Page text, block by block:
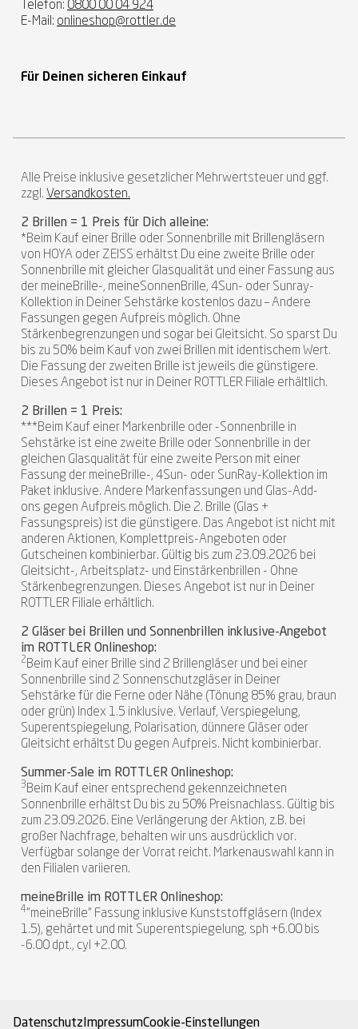
Telefon: 0800 00 04 924
E-Mail: onlineshop@rottler.de
Für Deinen sicheren Einkauf
Alle Preise inklusive gesetzlicher Mehrwertsteuer und ggf.
zzgl. Versandkosten.
2 Brillen = 1 Preis für Dich alleine:
*Beim Kauf einer Brille oder Sonnenbrille mit Brillengläsern
von HOYA oder ZEISS erhältst Du eine zweite Brille oder
Sonnenbrille mit gleicher Glasqualität und einer Fassung aus
der meineBrille-, meineSonnenBrille, 4Sun- oder Sunray-
Kollektion in Deiner Sehstärke kostenlos dazu – Andere
Fassungen gegen Aufpreis möglich. Ohne
Stärkenbegrenzungen und sogar bei Gleitsicht. So sparst Du
bis zu 50% beim Kauf von zwei Brillen mit identischem Wert.
Die Fassung der zweiten Brille ist jeweils die günstigere.
Dieses Angebot ist nur in Deiner ROTTLER Filiale erhältlich.
2 Brillen = 1 Preis:
***Beim Kauf einer Markenbrille oder -Sonnenbrille in
Sehstärke ist eine zweite Brille oder Sonnenbrille in der
gleichen Glasqualität für eine zweite Person mit einer
Fassung der meineBrille-, 4Sun- oder SunRay-Kollektion im
Paket inklusive. Andere Markenfassungen und Glas-Add-
ons gegen Aufpreis möglich. Die 2. Brille (Glas +
Fassungspreis) ist die günstigere. Das Angebot ist nicht mit
anderen Aktionen, Komplettpreis-Angeboten oder
Gutscheinen kombinierbar. Gültig bis zum 23.09.2026 bei
Gleitsicht-, Arbeitsplatz- und Einstärkenbrillen - Ohne
Stärkenbegrenzungen. Dieses Angebot ist nur in Deiner
ROTTLER Filiale erhältlich.
2 Gläser bei Brillen und Sonnenbrillen inklusive-Angebot
im ROTTLER Onlineshop:
2 Beim Kauf einer Brille sind 2 Brillengläser und bei einer
Sonnenbrille sind 2 Sonnenschutzgläser in Deiner
Sehstärke für die Ferne oder Nähe (Tönung 85% grau, braun
oder grün) Index 1.5 inklusive. Verlauf, Verspiegelung,
Superentspiegelung, Polarisation, dünnere Gläser oder
Gleitsicht erhältst Du gegen Aufpreis. Nicht kombinierbar.
Summer-Sale im ROTTLER Onlineshop:
3 Beim Kauf einer entsprechend gekennzeichneten
Sonnenbrille erhältst Du bis zu 50% Preisnachlass. Gültig bis
zum 23.09.2026. Eine Verlängerung der Aktion, z.B. bei
großer Nachfrage, behalten wir uns ausdrücklich vor.
Verfügbar solange der Vorrat reicht. Markenauswahl kann in
den Filialen variieren.
meineBrille im ROTTLER Onlineshop:
4"meineBrille" Fassung inklusive Kunststoffgläsern (Index
1.5), gehärtet und mit Superentspiegelung, sph +6.00 bis
-6.00 dpt., cyl +2.00.
Datenschutz ImpressumCookie-Einstellungen